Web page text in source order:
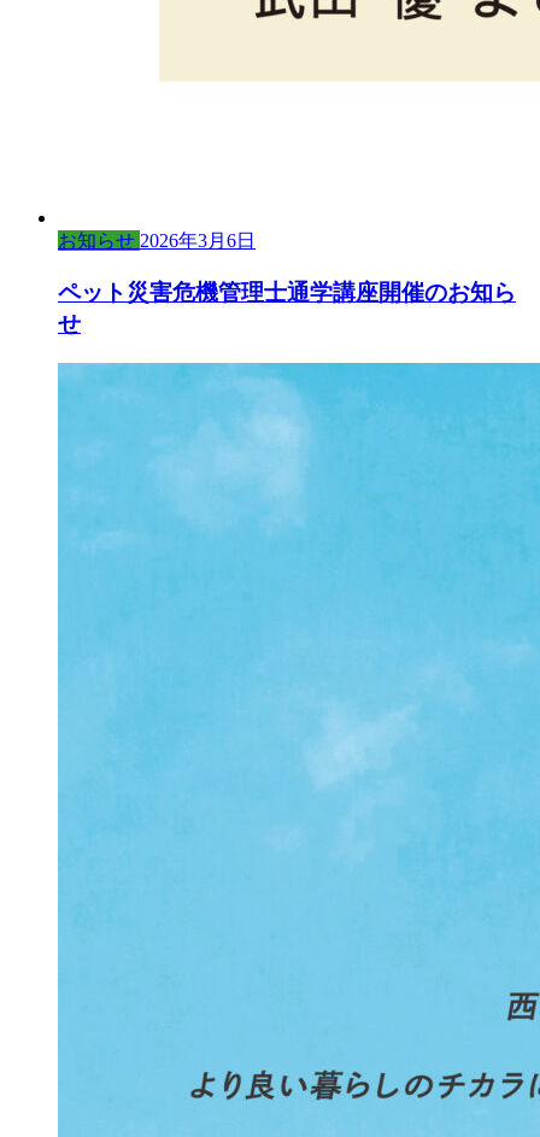
お知らせ 2026年3月6日
ペット災害危機管理士通学講座開催のお知ら
せ